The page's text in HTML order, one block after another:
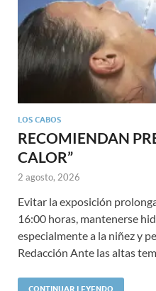
LOS CABOS
RECOMIENDAN
CALOR”
2 agosto, 2026
Evitar la exposición
16:00 horas, mantenerse
especialmente a la niñez y
Redacción Ante las altas